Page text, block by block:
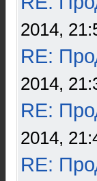
2014,
RE:
2014,
RE:
2014,
RE: